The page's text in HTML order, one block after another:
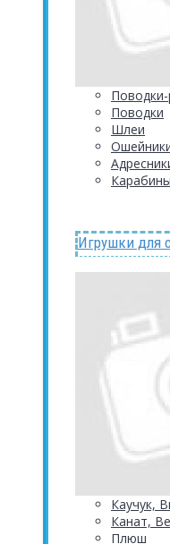
Поводки-
Поводки
Шлеи
Карабины
Игрушки для
Каучук,
Канат,
Плюш